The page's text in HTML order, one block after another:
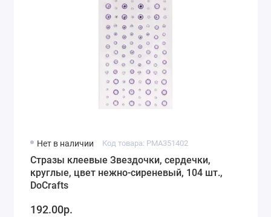
Нет в наличии Код товара: PMA351402
Стразы клеевые Звездочки, сердечки,
круглые, цвет нежно-сиреневый, 104 шт.,
DoCrafts
192.00р.